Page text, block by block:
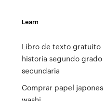
Learn
Libro de texto gratuito
historia segundo grado
secundaria
Comprar papel japones